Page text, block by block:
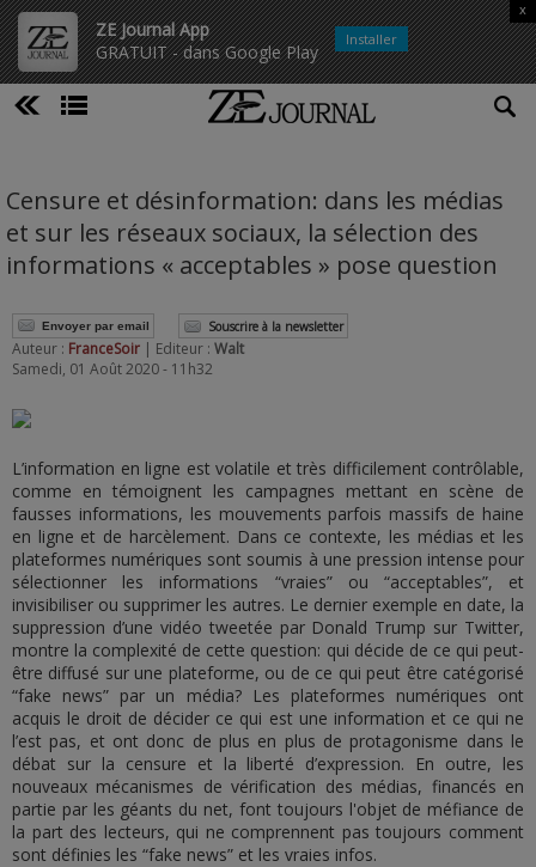
ZE Journal App
GRATUIT - dans Google Play
x
Installer
Censure et désinformation: dans les médias
et sur les réseaux sociaux, la sélection des
informations « acceptables » pose question
Envoyer par email Souscrire à la newsletter
Auteur : FranceSoir | Editeur : Walt
Samedi, 01 Août 2020 - 11h32
L’information en ligne est volatile et très difficilement contrôlable,
comme en témoignent les campagnes mettant en scène de
fausses informations, les mouvements parfois massifs de haine
en ligne et de harcèlement. Dans ce contexte, les médias et les
plateformes numériques sont soumis à une pression intense pour
sélectionner les informations “vraies” ou “acceptables”, et
invisibiliser ou supprimer les autres. Le dernier exemple en date, la
suppression d’une vidéo tweetée par Donald Trump sur Twitter,
montre la complexité de cette question: qui décide de ce qui peut-
être diffusé sur une plateforme, ou de ce qui peut être catégorisé
“fake news” par un média? Les plateformes numériques ont
acquis le droit de décider ce qui est une information et ce qui ne
l’est pas, et ont donc de plus en plus de protagonisme dans le
débat sur la censure et la liberté d’expression. En outre, les
nouveaux mécanismes de vérification des médias, financés en
partie par les géants du net, font toujours l'objet de méfiance de
la part des lecteurs, qui ne comprennent pas toujours comment
sont définies les “fake news” et les vraies infos.